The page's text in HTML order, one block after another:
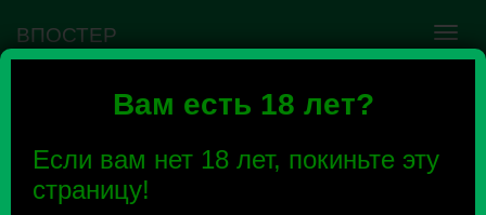
Вам есть 18 лет?
Если вам нет 18 лет, покиньте эту
страницу!
ВПОСТЕР
Ошибка VK API #5
сообщества нужно авторизоваться на сервисе
повторно.